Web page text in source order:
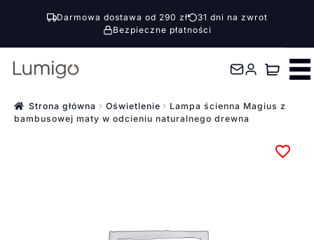
Darmowa dostawa od 290 zł
31 dni na zwrot
Bezpieczne płatności
Przejdź
nawigacji
Przejdź
treści Strona główna Oświetlenie
Lampa ścienna Magius z
bambusowej maty w odcieniu naturalnego drewna